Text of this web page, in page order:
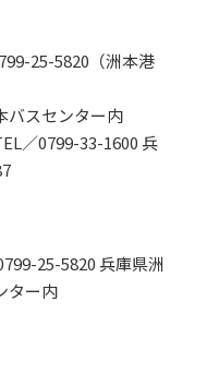
25-5820（洲本港
スセンター内
／0799-33-1600 兵
25-5820 兵庫県洲
ター内